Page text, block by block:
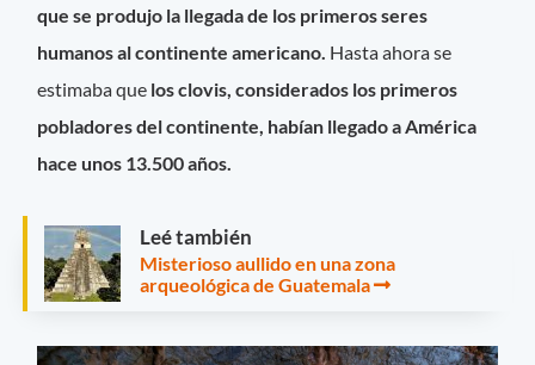
que se produjo la llegada de los primeros seres
humanos al continente americano. Hasta ahora se
estimaba que los clovis, considerados los primeros
pobladores del continente, habían llegado a América
hace unos 13.500 años.
Leé también
Misterioso aullido en una zona
arqueológica de Guatemala